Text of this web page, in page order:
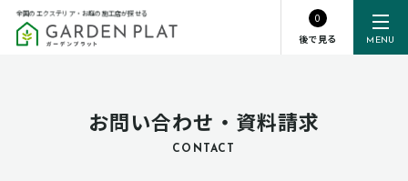
MENU
全国のエクステリア・お庭の施工店が探せる
0
後で見る
お問い合わせ・資料請求
CONTACT